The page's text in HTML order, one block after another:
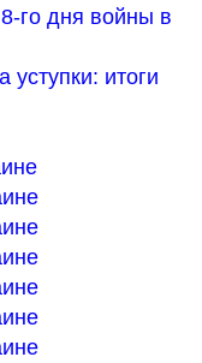
го дня войны в
уступки: итоги